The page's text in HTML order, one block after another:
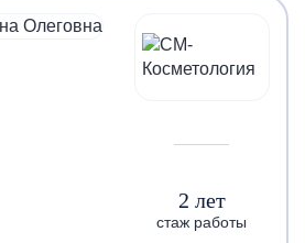
2 лет
стаж работы